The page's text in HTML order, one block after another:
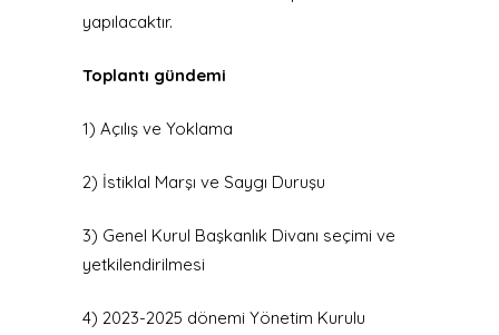
yapılacaktır.
Toplantı gündemi
1) Açılış ve Yoklama
2) İstiklal Marşı ve Saygı Duruşu
3) Genel Kurul Başkanlık Divanı seçimi ve
yetkilendirilmesi
4) 2023-2025 dönemi Yönetim Kurulu